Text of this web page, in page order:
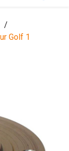
/
Golf 1